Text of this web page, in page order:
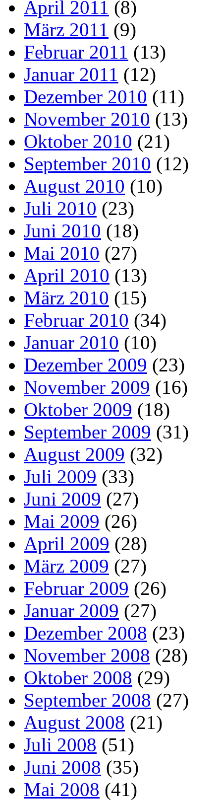
April 2011 (8)
März 2011 (9)
Februar 2011 (13)
Januar 2011 (12)
Dezember 2010 (11)
November 2010 (13)
Oktober 2010 (21)
September 2010 (12)
August 2010 (10)
Juli 2010 (23)
Juni 2010 (18)
Mai 2010 (27)
April 2010 (13)
März 2010 (15)
Februar 2010 (34)
Januar 2010 (10)
Dezember 2009 (23)
November 2009 (16)
Oktober 2009 (18)
September 2009 (31)
August 2009 (32)
Juli 2009 (33)
Juni 2009 (27)
Mai 2009 (26)
April 2009 (28)
März 2009 (27)
Februar 2009 (26)
Januar 2009 (27)
Dezember 2008 (23)
November 2008 (28)
Oktober 2008 (29)
September 2008 (27)
August 2008 (21)
Juli 2008 (51)
Juni 2008 (35)
Mai 2008 (41)